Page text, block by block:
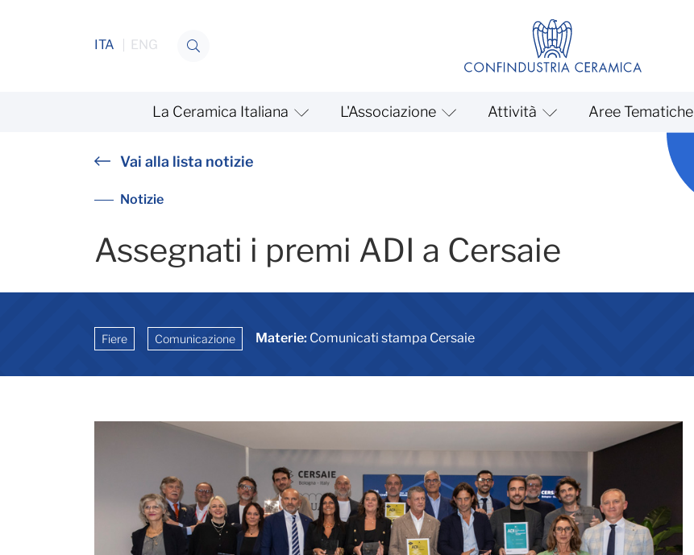
ITA ENG
La Ceramica Italiana L'Associazione Attività Aree Tematiche
Premiazione ADI a Cersaie 2024
Vai alla lista notizie
Notizie
Assegnati i premi ADI a Cersaie
Fiere Comunicazione Materie: Comunicati stampa Cersaie